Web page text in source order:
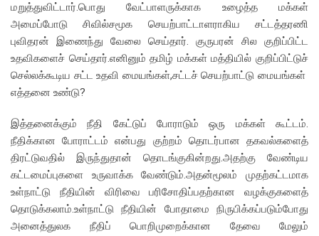
மறுத்துவிட்டார்.பொது வேட்பாளருக்காக உழைத்த மக்கள்
அமைப்போடு சிவில்சமூக செயற்பாட்டாளராகிய சட்டத்தரணி
புவிதரன் இணைந்து வேலை செய்தார். குருபரன் சில குறிப்பிட்ட
உதவிகளைச் செய்தார்.எனினும் தமிழ் மக்கள் மத்தியில் குறிப்பிட்டுச்
செல்லக்கூடிய சட்ட உதவி மையங்கள்,சட்டச் செயற்பாட்டு மையங்கள்
எத்தனை உண்டு?
இத்தனைக்கும் நீதி கேட்டுப் போராடும் ஒரு மக்கள் கூட்டம்.
நீதிக்கான போராட்டம் என்பது குற்றம் தொடர்பான தகவல்களைத்
திரட்டுவதில் இருந்துதான் தொடங்குகின்றது.அதற்கு வேண்டிய
கட்டமைப்புகளை உருவாக்க வேண்டும்.அதன்மூலம் முதற்கட்டமாக
உள்நாட்டு நீதியின் விரிவை பரிசோதிப்பதற்கான வழக்குகளைத்
தொடுக்கலாம்.உள்நாட்டு நீதியின் போதாமை நிருபிக்கப்படும்போது
அனைத்துலக நீதிப் பொறிமுறைக்கான தேவை மேலும்